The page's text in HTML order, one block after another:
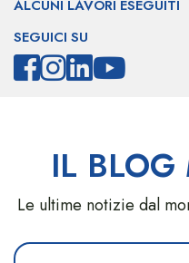
ALCUNI LAVORI ESEGUITI
SEGUICI SU
IL BLOG
Le ultime notizie dal